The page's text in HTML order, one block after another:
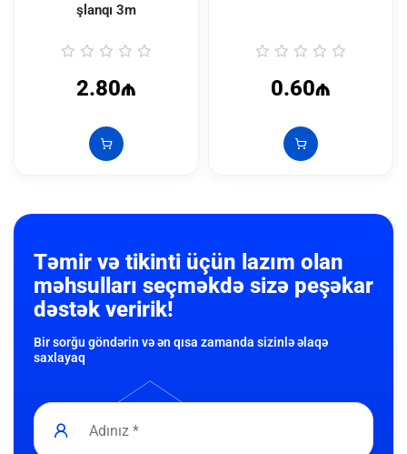
şlanqı 3m
2.80₼ 0.60₼
Təmir və tikinti üçün lazım olan
məhsulları seçməkdə sizə peşəkar
dəstək veririk!
Bir sorğu göndərin və ən qısa zamanda sizinlə əlaqə
saxlayaq